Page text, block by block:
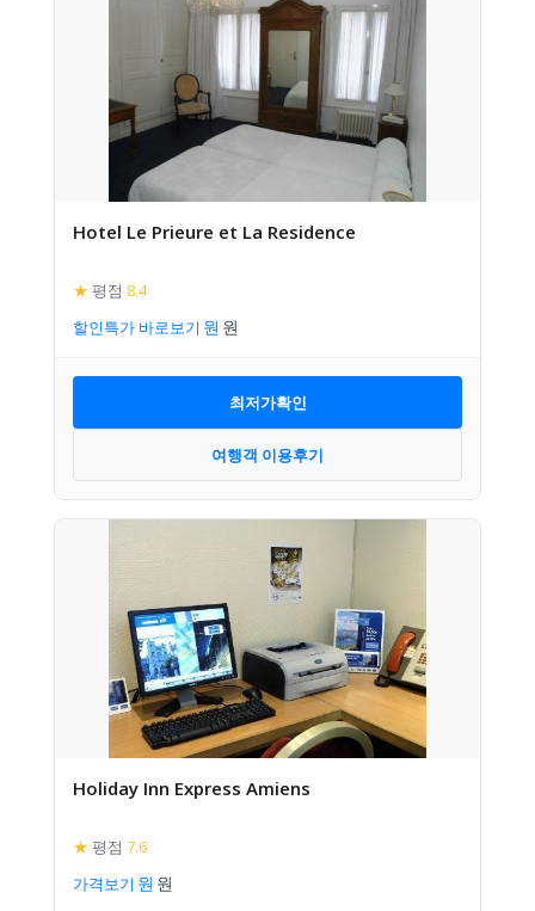
Hotel Le Prieure et La Residence
★ 평점 8.4
할인특가 바로보기
최저가확인
여행객 이용후기
Holiday Inn Express Amiens
★ 평점 7.6
가격보기